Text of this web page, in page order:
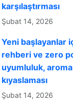
karşılaştırması
Şubat 14, 2026
Yeni başlayanlar
rehberi ve zero
uyumluluk,
kıyaslaması
Şubat 14, 2026